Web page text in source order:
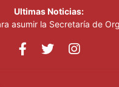
Ultimas Noticias:
asumir la Secretaría de
el Instituto Duartiano en